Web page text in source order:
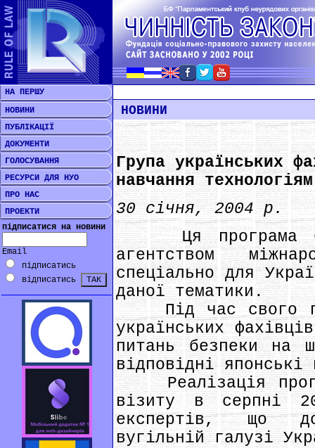
НА ПЕРШУ
НОВИНИ
ПУБЛІКАЦІЇ
ДОКУМЕНТИ
ГОЛОСУВАННЯ
РЕСУРСИ ДЛЯ НУО
ПРО НАС
ПРОЕКТИ
підписатися на новини
Email
підписатись
відписатись
НОВИНИ
Група українських
навчання
30 січня, 2004 р.
Ця програма
агентством
спеціально для
даної тематики.
Під час свого
українських
питань безпеки на
відповідні японські
Реалізація
візиту в серпні
експертів, що
вугільній галузі